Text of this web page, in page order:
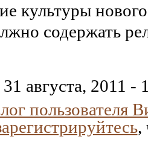
культуры нового
содержать
31 августа, 2011 -
пользователя
,